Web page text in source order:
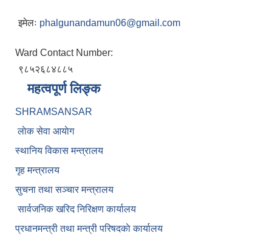
इमेलः phalgunandamun06@gmail.com
Ward Contact Number:
९८५२६८४८८५
महत्वपूर्ण लिङ्क
SHRAMSANSAR
लाेक सेवा आयाेग
स्थानिय विकास मन्त्रालय
गृह मन्त्रालय
सुचना तथा सञ्चार मन्त्रालय
सार्वजनिक खरिद निरिक्षण कार्यालय
प्रधानमन्त्री तथा मन्त्री परिषदकाे कार्यालय